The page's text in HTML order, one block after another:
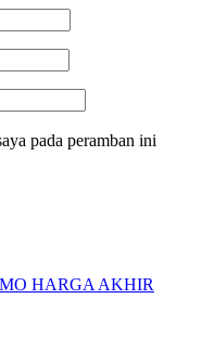
pada peramban ini
HARGA AKHIR